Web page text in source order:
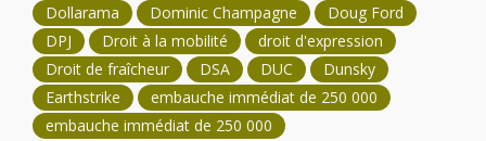
Dollarama
Dominic Champagne
Doug Ford
DPJ
Droit à la mobilité
droit d'expression
Droit de fraîcheur
DSA DUC
Dunsky
Earthstrike
embauche immédiat de 250 000
embauche immédiat de 250 000